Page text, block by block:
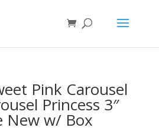
Pink Carousel
Princess 3″
New w/ Box